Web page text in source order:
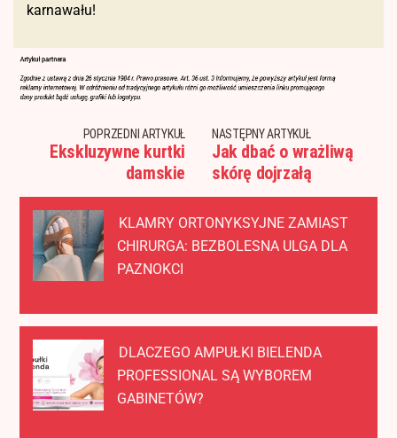
karnawału!
POPRZEDNI ARTYKUŁ
Ekskluzywne kurtki
damskie
NASTĘPNY ARTYKUŁ
Jak dbać o wrażliwą
skórę dojrzałą
KLAMRY ORTONYKSYJNE ZAMIAST
CHIRURGA: BEZBOLESNA ULGA DLA
PAZNOKCI
DLACZEGO AMPUŁKI BIELENDA
PROFESSIONAL SĄ WYBOREM
GABINETÓW?